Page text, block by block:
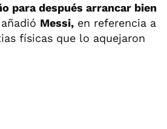
para después arrancar bien
Messi, en referencia a
físicas que lo aquejaron